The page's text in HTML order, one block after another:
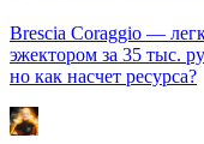
Brescia Coraggio —
эжектором за 35 тыс.
но как насчет ресурса?